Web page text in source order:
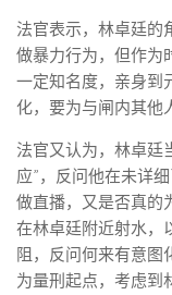
法官表示，林卓廷的
做暴力行为，但作为
一定知名度，亲身到
化，要为与闸内其他
法官又认为，林卓廷
应”，反问他在未详
做直播，又是否真的
在林卓廷附近射水，
阻，反问何来有意图
为量刑起点，考虑到